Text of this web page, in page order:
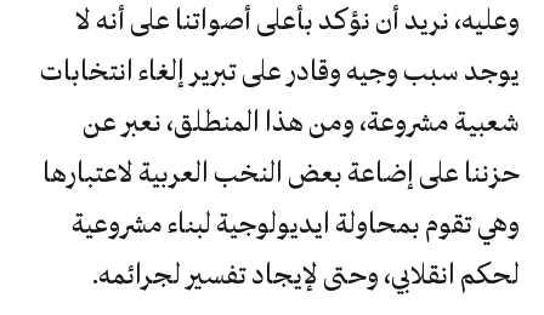
وعليه، نريد أن نؤكد بأعلى أصواتنا على أنه لا
يوجد سبب وجيه وقادر على تبرير إلغاء انتخابات
شعبية مشروعة، ومن هذا المنطلق، نعبر عن
حزننا على إضاعة بعض النخب العربية لاعتبارها
وهي تقوم بمحاولة ايديولوجية لبناء مشروعية
لحكم انقلابي، وحتى لإيجاد تفسير لجرائمه.